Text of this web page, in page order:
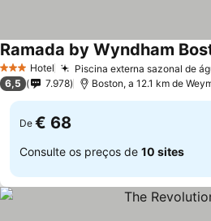
3 EstrelasHotel Piscina externa sazonal de
Ramada by Wyndham
6,5 7.978 Boston, a 12.1 km de
De € 68
Consulte os preços de 10 sites